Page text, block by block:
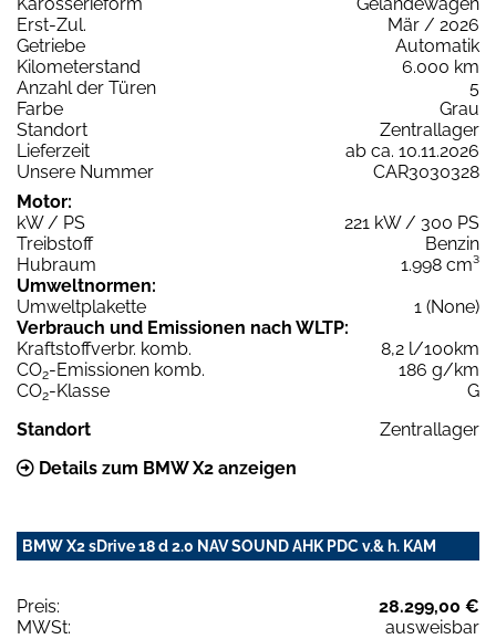
Erst-Zul.
Mär / 2026
Getriebe
Automatik
Kilometerstand
6.000 km
Anzahl der Türen
5
Farbe
Grau
Standort
Zentrallager
Lieferzeit
ab ca. 10.11.2026
Unsere Nummer
CAR3030328
Motor:
kW / PS
221 kW / 300 PS
Treibstoff
Benzin
Hubraum
1.998 cm³
Umweltnormen:
Umweltplakette
1 (None)
Verbrauch und Emissionen nach WLTP:
Kraftstoffverbr. komb.
8,2 l/100km
CO2-Emissionen komb.
186 g/km
CO2-Klasse
G
Standort
Zentrallager
Details zum BMW X2 anzeigen
BMW X2 sDrive 18 d 2.0 NAV SOUND AHK PDC v.& h. KAM
Preis:
28.299,00 €
MWSt:
ausweisbar